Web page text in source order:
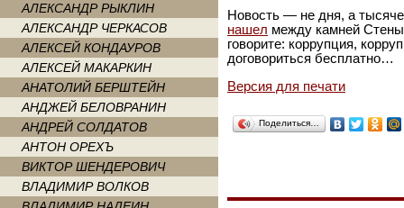
АЛЕКСАНДР РЫКЛИН
АЛЕКСАНДР ЧЕРКАСОВ
АЛЕКСЕЙ КОНДАУРОВ
АЛЕКСЕЙ МАКАРКИН
АНАТОЛИЙ БЕРШТЕЙН
АНДЖЕЙ БЕЛОВРАНИН
АНДРЕЙ СОЛДАТОВ
АНТОН ОРЕХЪ
ВИКТОР ШЕНДЕРОВИЧ
ВЛАДИМИР ВОЛКОВ
Новость — не дня, а
нашел между камней
говорите: коррупция,
договориться бесплатно…
Версия для печати
Поделиться…